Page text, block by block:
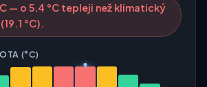
— o 5.4 °C tepleji než klimatický
°C).
(°C)